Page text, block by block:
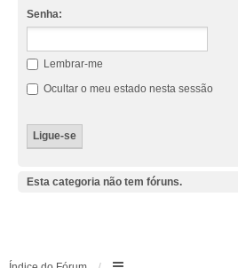
Senha:
Lembrar-me
Ocultar o meu estado nesta sessão
Esta categoria não tem fóruns.